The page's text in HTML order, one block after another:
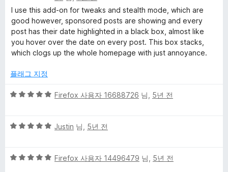
에
5
점
점
만
점
에
3
I use this add-on for tweaks and stealth mode, which are
good however, sponsored posts are showing and every
post has their date highlighted in a black box, almost like
you hover over the date on every post. This box stacks,
which clogs up the whole homepage with just annoyance.
플래그 지정
5
점
점
Firefox 사용자 16688726 님, 5년 전
5
점
Justin 님, 5년 전
5
Firefox 사용자 14496479 님, 5년 전